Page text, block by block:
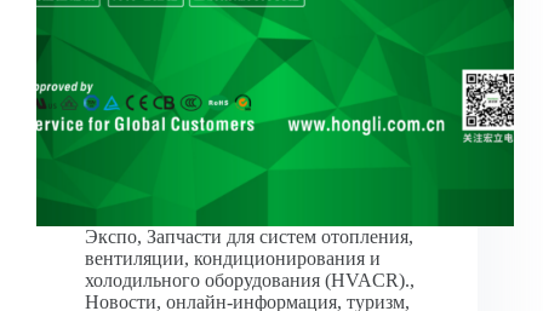
Экспо, Запчасти для систем отопления,
вентиляции, кондиционирования и
холодильного оборудования (HVACR).,
Новости, онлайн-информация, туризм,